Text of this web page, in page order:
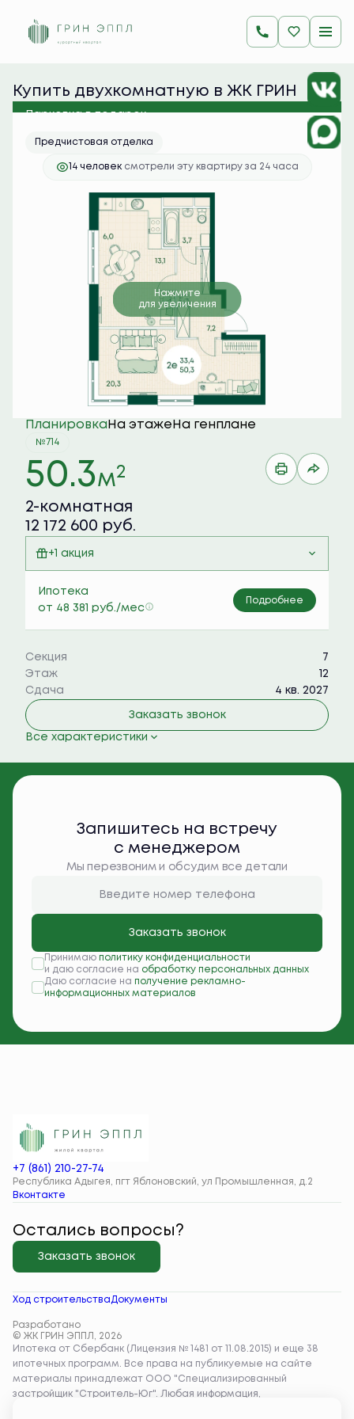
2-комнатная 50.3 м
12 172 600 руб.
Ипотека от 48 381 руб./мес.
Купить двухкомнатную в ЖК ГРИН
ЭППЛ
Парковка в подарок
Предчистовая отделка
14 человек смотрели эту квартиру за 24 часа
Нажмите
для увеличения
Планировка На этаже На генплане
№714
50.3м2
2-комнатная
12 172 600 руб.
+1 акция
Ипотека
от 48 381 руб./мес
Подробнее
Секция
7
Этаж
12
Сдача
4 кв. 2027
Заказать звонок
Все характеристики
Запишитесь на встречу
с менеджером
Мы перезвоним и обсудим все детали
Заказать звонок
Принимаю политику конфиденциальности
и даю согласие на обработку персональных данных
Даю согласие на получение рекламно-
информационных материалов
+7 (861) 210-27-74
Республика Адыгея, пгт Яблоновский, ул Промышленная, д.2
Вконтакте
Ход строительстваДокументы
Разработано
© ЖК ГРИН ЭППЛ, 2026
Остались вопросы?
Заказать звонок